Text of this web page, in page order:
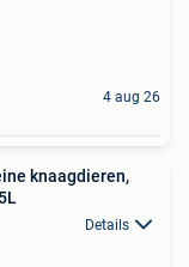
4 aug 26
knaagdieren,
Details